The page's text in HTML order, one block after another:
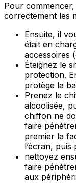
Pour
correctement les
Ensuite, il
était en
accessoires
Éteignez le
protection.
protège la
Prenez le
alcoolisée,
chiffon ne
faire
premier la
l’écran,
nettoyez
faire
aux